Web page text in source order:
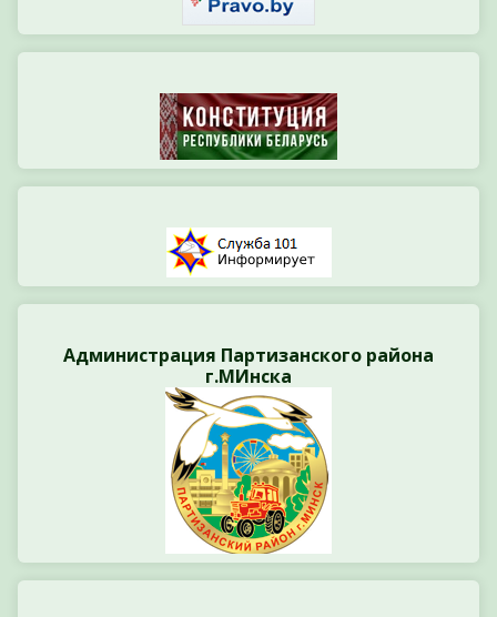
Администрация Партизанского района
г.МИнска